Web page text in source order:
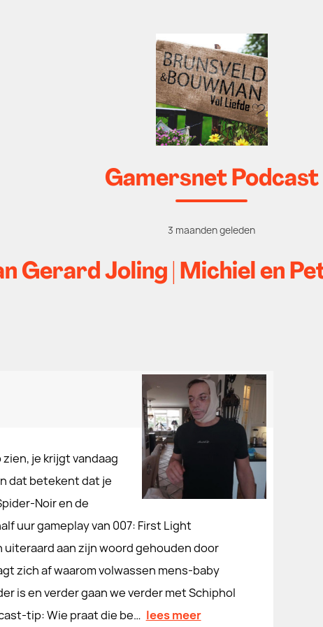
Gamersnet Podcast
3 maanden geleden
Gerard Joling | Michiel en
je krijgt vandaag
dat betekent dat je
Noir en de
uur gameplay van 007: First Light
aan zijn woord gehouden door
zich af waarom volwassen mens-baby
is en verder gaan we verder met Schiphol
tip: Wie praat die be… lees meer